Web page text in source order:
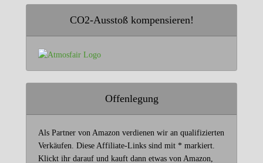
CO2-Ausstoß kompensieren!
Offenlegung
Als Partner von Amazon verdienen wir an qualifizierten
Verkäufen. Diese Affiliate-Links sind mit * markiert.
Klickt ihr darauf und kauft dann etwas von Amazon,